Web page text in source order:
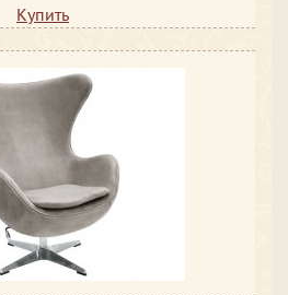
Купить